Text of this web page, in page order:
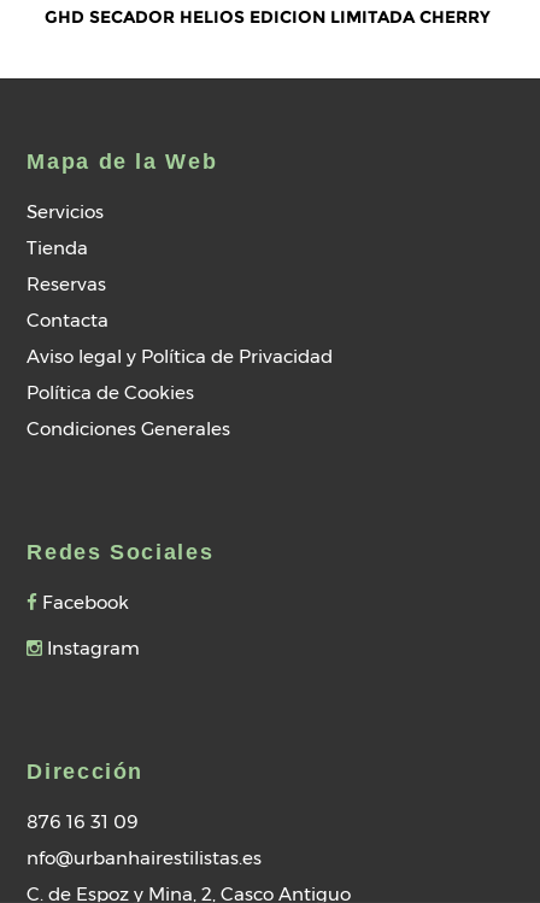
GHD SECADOR HELIOS EDICION LIMITADA CHERRY
Mapa de la Web
Servicios
Tienda
Reservas
Contacta
Aviso legal y Política de Privacidad
Política de Cookies
Condiciones Generales
Redes Sociales
Facebook
Instagram
Dirección
876 16 31 09
nfo@urbanhairestilistas.es
C. de Espoz y Mina, 2, Casco Antiguo